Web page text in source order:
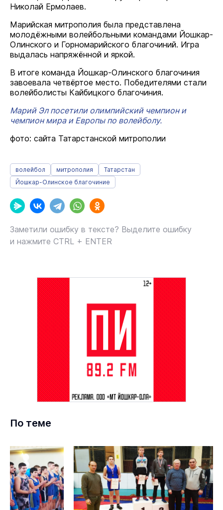
Николай Ермолаев.
Марийская митрополия была представлена
молодёжными волейбольными командами Йошкар-
Олинского и Горномарийского благочиний. Игра
выдалась напряжённой и яркой.
В итоге команда Йошкар-Олинского благочиния
завоевала четвёртое место. Победителями стали
волейболисты Кайбицкого благочиния.
Марий Эл посетили олимпийский чемпион и
чемпион мира и Европы по волейболу.
фото: сайта Татарстанской митрополии
волейбол митрополия
Татарстан
Йошкар-Олинское благочиние
Заметили ошибку в тексте? Выделите ошибку
и нажмите CTRL + ENTER
По теме